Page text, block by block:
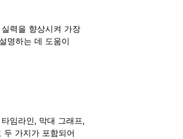
력을 향상시켜 가장
명하는 데 도움이
임라인, 막대 그래프,
두 가지가 포함되어